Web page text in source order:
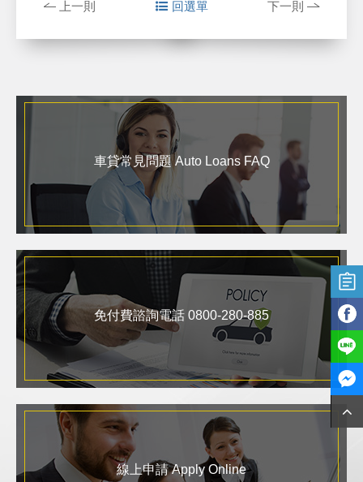
上一則 下一則
回選單
車貸常見問題 Auto Loans FAQ
免付費諮詢電話 0800-280-885
線上申請 Apply Online